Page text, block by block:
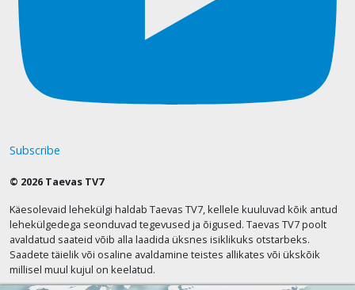
Subscribe
© 2026 Taevas TV7
Käesolevaid lehekülgi haldab Taevas TV7, kellele kuuluvad kõik antud
lehekülgedega seonduvad tegevused ja õigused. Taevas TV7 poolt
avaldatud saateid võib alla laadida üksnes isiklikuks otstarbeks.
Saadete täielik või osaline avaldamine teistes allikates või ükskõik
millisel muul kujul on keelatud.